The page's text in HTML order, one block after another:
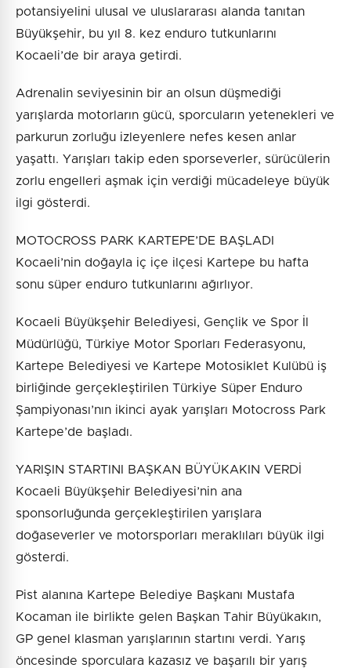
potansiyelini ulusal ve uluslararası alanda tanıtan
Büyükşehir, bu yıl 8. kez enduro tutkunlarını
Kocaeli’de bir araya getirdi.
Adrenalin seviyesinin bir an olsun düşmediği
yarışlarda motorların gücü, sporcuların yetenekleri ve
parkurun zorluğu izleyenlere nefes kesen anlar
yaşattı. Yarışları takip eden sporseverler, sürücülerin
zorlu engelleri aşmak için verdiği mücadeleye büyük
ilgi gösterdi.
MOTOCROSS PARK KARTEPE’DE BAŞLADI
Kocaeli’nin doğayla iç içe ilçesi Kartepe bu hafta
sonu süper enduro tutkunlarını ağırlıyor.
Kocaeli Büyükşehir Belediyesi, Gençlik ve Spor İl
Müdürlüğü, Türkiye Motor Sporları Federasyonu,
Kartepe Belediyesi ve Kartepe Motosiklet Kulübü iş
birliğinde gerçekleştirilen Türkiye Süper Enduro
Şampiyonası’nın ikinci ayak yarışları Motocross Park
Kartepe’de başladı.
YARIŞIN STARTINI BAŞKAN BÜYÜKAKIN VERDİ
Kocaeli Büyükşehir Belediyesi’nin ana
sponsorluğunda gerçekleştirilen yarışlara
doğaseverler ve motorsporları meraklıları büyük ilgi
gösterdi.
Pist alanına Kartepe Belediye Başkanı Mustafa
Kocaman ile birlikte gelen Başkan Tahir Büyükakın,
GP genel klasman yarışlarının startını verdi. Yarış
öncesinde sporculara kazasız ve başarılı bir yarış